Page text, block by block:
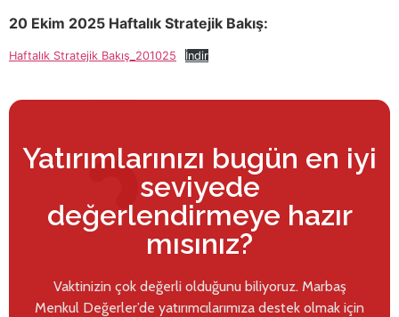
20 Ekim 2025 Haftalık Stratejik Bakış:
Haftalık Stratejik Bakış_201025 İndir
Yatırımlarınızı bugün en iyi
seviyede
değerlendirmeye hazır
mısınız?
Vaktinizin çok değerli olduğunu biliyoruz. Marbaş
Menkul Değerler’de yatırımcılarımıza destek olmak için